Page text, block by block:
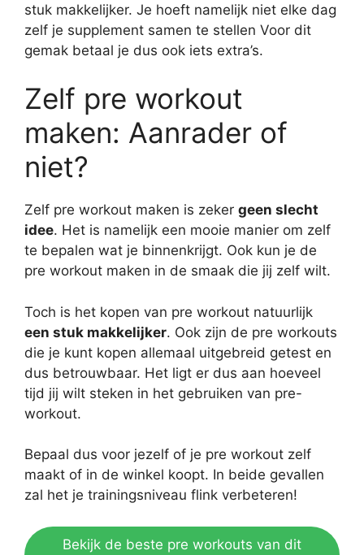
stuk makkelijker. Je hoeft namelijk niet elke dag
zelf je supplement samen te stellen Voor dit
gemak betaal je dus ook iets extra’s.
Zelf pre workout
maken: Aanrader of
niet?
Zelf pre workout maken is zeker geen slecht
idee. Het is namelijk een mooie manier om zelf
te bepalen wat je binnenkrijgt. Ook kun je de
pre workout maken in de smaak die jij zelf wilt.
Toch is het kopen van pre workout natuurlijk
een stuk makkelijker. Ook zijn de pre workouts
die je kunt kopen allemaal uitgebreid getest en
dus betrouwbaar. Het ligt er dus aan hoeveel
tijd jij wilt steken in het gebruiken van pre-
workout.
Bepaal dus voor jezelf of je pre workout zelf
maakt of in de winkel koopt. In beide gevallen
zal het je trainingsniveau flink verbeteren!
Bekijk de beste pre workouts van dit